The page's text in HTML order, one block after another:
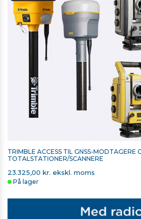
TRIMBLE BATTERI TIL T7 OG TSC7
1.875,00 kr. ekskl. moms
På lager
TRIMBLE ACCESS TIL GNSS-MODTAGERE
TOTALSTATIONER/SCANNERE
23.325,00 kr. ekskl. moms
På lager